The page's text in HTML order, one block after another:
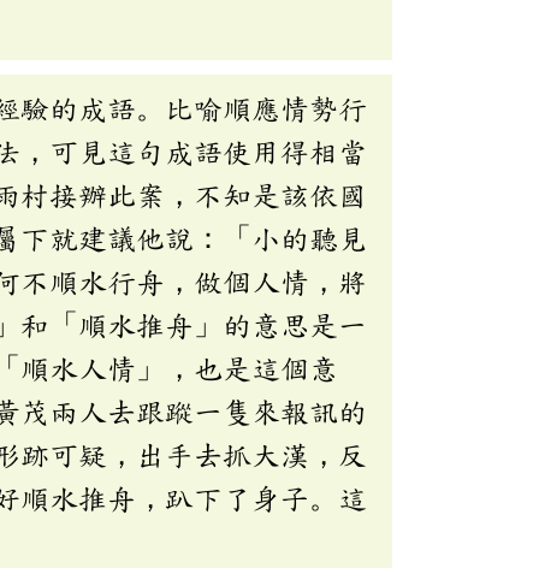
驗的成語。比喻順應情勢行
，可見這句成語使用得相當
村接辦此案，不知是該依國
下就建議他說：「小的聽見
不順水行舟，做個人情，將
和「順水推舟」的意思是一
順水人情」，也是這個意
茂兩人去跟蹤一隻來報訊的
跡可疑，出手去抓大漢，反
順水推舟，趴下了身子。這